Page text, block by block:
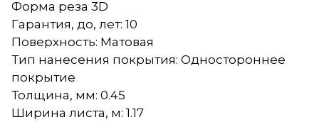
Форма реза 3D
Гарантия, до, лет: 10
Поверхность: Матовая
Тип нанесения покрытия: Одностороннее
покрытие
Толщина, мм: 0.45
Ширина листа, м: 1.17